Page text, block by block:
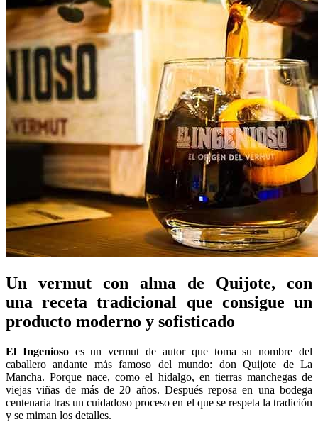
Un vermut con alma de Quijote, con
una receta tradicional que consigue un
producto moderno y sofisticado
El Ingeniosoes un vermut de autor que toma su nombre del
caballero andante más famoso del mundo: don Quijote de La
Mancha. Porque nace, como el hidalgo, en tierras manchegas de
viejas viñas de más de 20 años. Después reposa en una bodega
centenaria tras un cuidadoso proceso en el que se respeta la tradición
y se miman los detalles.